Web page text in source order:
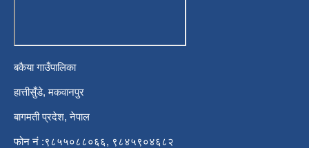
बकैया गाउँपालिका
हात्तीसुँडे, मकवानपुर
बागमती प्रदेश, नेपाल
फोन नं :९८५५०८८०६६, ९८४५९०४६८२